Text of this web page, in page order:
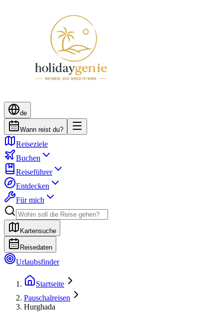
de
Wann reist du?
Reiseziele
Buchen
Reiseführer
Entdecken
Für mich
Kartensuche
Reisedaten
Urlaubsfinder
Startseite
Pauschalreisen
Hurghada